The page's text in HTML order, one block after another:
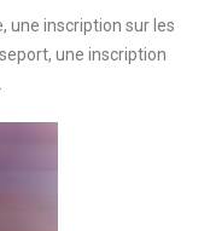
une inscription sur les
une inscription